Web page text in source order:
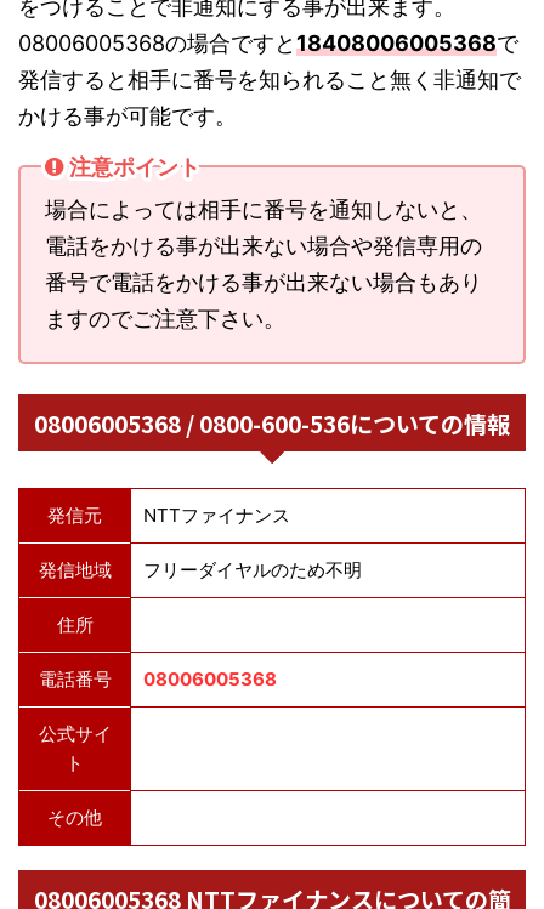
をつけることで非通知にする事が出来ます。
08006005368の場合ですと18408006005368で
発信すると相手に番号を知られること無く非通知で
かける事が可能です。
注意ポイント
場合によっては相手に番号を通知しないと、
電話をかける事が出来ない場合や発信専用の
番号で電話をかける事が出来ない場合もあり
ますのでご注意下さい。
08006005368 / 0800-600-536についての情報
発信元 NTTファイナンス
発信地域 フリーダイヤルのため不明
住所
電話番号 08006005368
公式サイ
ト
その他
08006005368 NTTファイナンスについての簡